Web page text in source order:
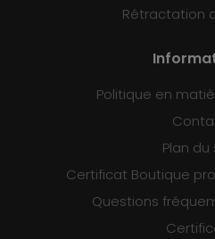
Rétractation
Politique en
Plan du
Certificat Boutique
Questions